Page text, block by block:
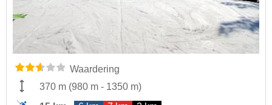
Waardering
370 m (980 m - 1350 m)